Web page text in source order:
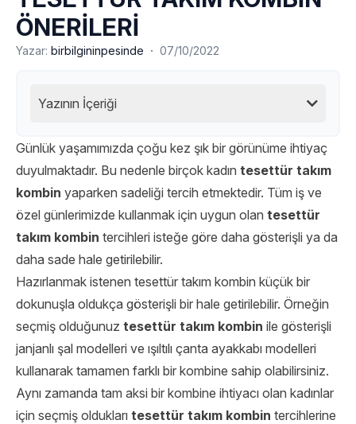
ÖNERİLERİ
Yazar: birbilgininpesinde · 07/10/2022
Yazının İçeriği
Günlük yaşamımızda çoğu kez şık bir görünüme ihtiyaç
duyulmaktadır. Bu nedenle birçok kadın tesettür takım
kombin yaparken sadeliği tercih etmektedir. Tüm iş ve
özel günlerimizde kullanmak için uygun olan tesettür
takım kombin tercihleri isteğe göre daha gösterişli ya da
daha sade hale getirilebilir.
Hazırlanmak istenen tesettür takım kombin küçük bir
dokunuşla oldukça gösterişli bir hale getirilebilir. Örneğin
seçmiş olduğunuz tesettür takım kombin ile gösterişli
janjanlı şal modelleri ve ışıltılı çanta ayakkabı modelleri
kullanarak tamamen farklı bir kombine sahip olabilirsiniz.
Aynı zamanda tam aksi bir kombine ihtiyacı olan kadınlar
için seçmiş oldukları tesettür takım kombin tercihlerine